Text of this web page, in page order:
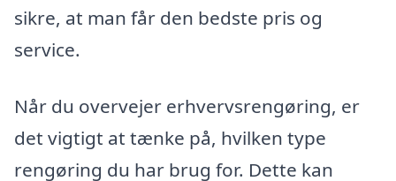
sikre, at man får den bedste pris og
service.
Når du overvejer erhvervsrengøring, er
det vigtigt at tænke på, hvilken type
rengøring du har brug for. Dette kan